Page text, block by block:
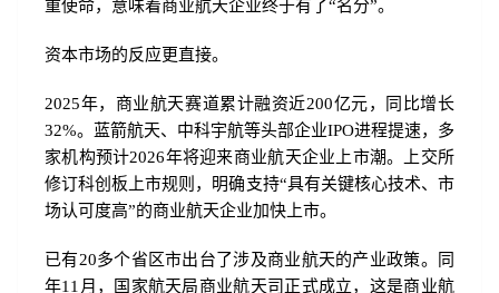
重使命，意味着商业航天企业终于有了“名分”。
资本市场的反应更直接。
2025年，商业航天赛道累计融资近200亿元，同比增长
32%。蓝箭航天、中科宇航等头部企业IPO进程提速，多
家机构预计2026年将迎来商业航天企业上市潮。上交所
修订科创板上市规则，明确支持“具有关键核心技术、市
场认可度高”的商业航天企业加快上市。
已有20多个省区市出台了涉及商业航天的产业政策。同
年11月，国家航天局商业航天司正式成立，这是商业航